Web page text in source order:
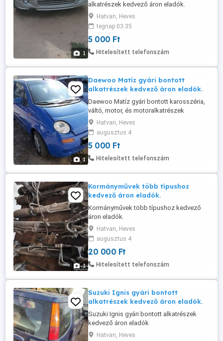
1
alkatrészek kedvező áron eladók.
Hatvan, Heves
tegnap 03:35
5 000 Ft
Hitelesített telefonszám
1
Daewoo Matíz gyári bontott
alkatrészek kedvező áron eladók.
Daewoo Matíz gyári bontott karosszéria,
váltó, motor, és motoralkatrészek
kedvező áron eladók.
Hatvan, Heves
augusztus 4
5 000 Ft
Hitelesített telefonszám
1
Kormányművek több típushoz
kedvező áron eladók.
Kormányművek több típushoz kedvező
áron eladók.
Hatvan, Heves
augusztus 4
20 000 Ft
Hitelesített telefonszám
Suzuki Ignis gyári bontott
alkatrészek kedvező áron eladók.
Suzuki Ignis gyári bontott alkatrészek
kedvező áron eladók
Hatvan, Heves